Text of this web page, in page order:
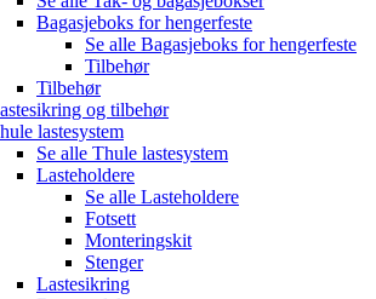
Bagasjeboks for hengerfeste
Se alle Bagasjeboks for hengerfeste
Tilbehør
Tilbehør
og tilbehør
lastesystem
Se alle Thule lastesystem
Lasteholdere
Se alle Lasteholdere
Fotsett
Monteringskit
Stenger
Lastesikring